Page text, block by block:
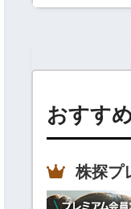
おすす
株探プ